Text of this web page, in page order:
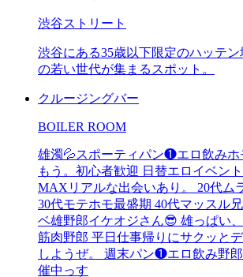
渋谷ストリート
渋谷にある35歳以下限定のハッテ
の若い世代が集まるスポット。
クルージングバー
BOILER ROOM
雄濁💦スポーティパン❶エロ飲みホ
もう。初心者歓迎 日替エロイベン
MAXリアルな出会いあり。 20代ム
30代モテホモ最盛期 40代マッスル
ベ雄野郎イケオジさん😎 雄っぱい
筋肉野郎 平日仕事帰りにサクッと
しようぜ。 週末パン❶エロ飲み野
催中っす